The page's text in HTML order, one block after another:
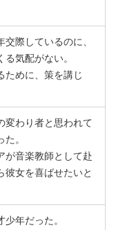
際しているのに、
気配がない。
ために、策を講じ
変わり者と思われて
。
が音楽教師として赴
彼女を喜ばせたいと
年だった。